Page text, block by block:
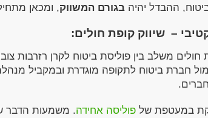
ההבדל יהיהבגורם המשווק, ומכאן
– שיווק קופת חולים:
חולים משלב בין פוליסת ביטוח לקרן רזרבות
חברת ביטוח לתקופה מוגדרת ובמקביל
במעטפת שלפוליסה אחידה. משמעות הדבר